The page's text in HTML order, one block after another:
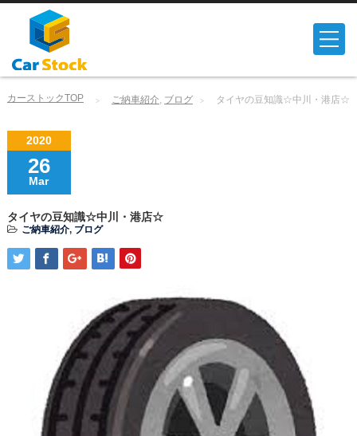
カーストックTOP ご納車紹介 ブログ タイヤの豆知識☆中川・港店☆
2020
26
Mar
タイヤの豆知識☆中川・港店☆
ご納車紹介, ブログ